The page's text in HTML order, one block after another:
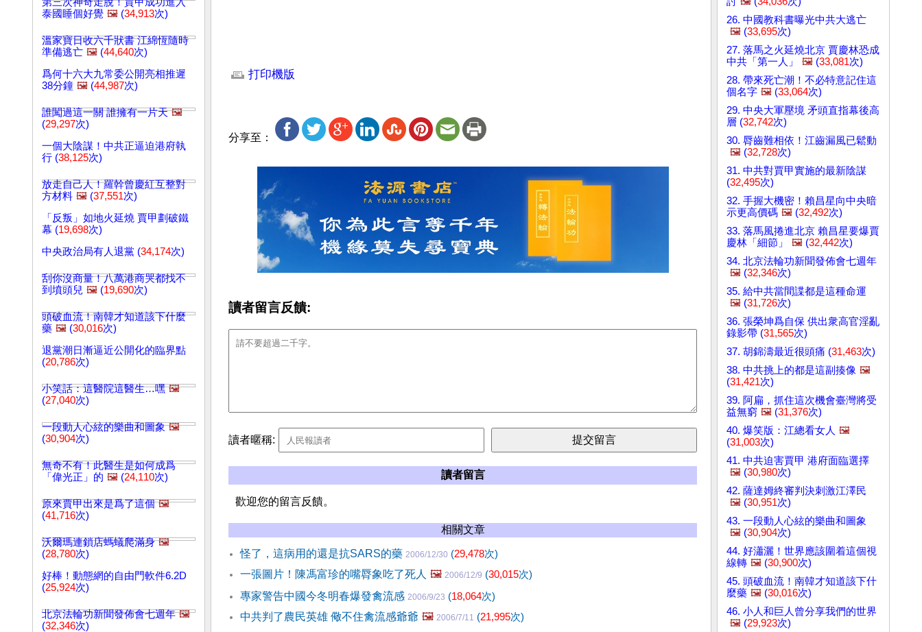
泰國睡個好覺 🖼️ (34,913次)
溫家寶日收六千狀書 江綿恆隨時
準備逃亡 🖼️ (44,640次)
爲何十六大九常委公開亮相推遲
38分鐘 🖼️ (44,987次)
誰闖過這一關 誰擁有一片天 🖼️
(29,297次)
一個大陰謀！中共正逼迫港府執
行 (38,125次)
放走自己人！羅幹曾慶紅互整對
方材料 🖼️ (37,551次)
「反叛」如地火延燒 賈甲劃破鐵
幕 (19,698次)
中央政治局有人退黨 (34,174次)
刮你沒商量！八萬港商哭都找不
到墳頭兒 🖼️ (19,690次)
頭破血流！南韓才知道該下什麼
藥 🖼️ (30,016次)
退黨潮日漸逼近公開化的臨界點
(20,786次)
小笑話：這醫院這醫生…嘿 🖼️
(27,040次)
一段動人心絃的樂曲和圖象 🖼️
(30,904次)
無奇不有！此醫生是如何成爲
「偉光正」的 🖼️ (24,110次)
原來賈甲出來是爲了這個 🖼️
(41,716次)
沃爾瑪連鎖店螞蟻爬滿身 🖼️
(28,780次)
好棒！動態網的自由門軟件6.2D
(25,924次)
北京法輪功新聞發佈會七週年 🖼️
(32,346次)
打印機版
分享至：
讀者留言反饋:
讀者暱稱:
讀者留言
歡迎您的留言反饋。
相關文章
怪了，這病用的還是抗SARS的藥 2006/12/30 (29,478次)
一張圖片！陳馮富珍的嘴脣象吃了死人 🖼️ 2006/12/9 (30,015次)
專家警告中國今冬明春爆發禽流感 2006/9/23 (18,064次)
中共判了農民英雄 儆不住禽流感爺爺 🖼️ 2006/7/11 (21,995次)
26. 中國教科書曝光中共大逃亡
🖼️ (33,695次)
27. 落馬之火延燒北京 賈慶林恐成
中共「第一人」
🖼️ (33,081次)
28. 帶來死亡潮！不必特意記住這
個名字 🖼️ (33,064次)
29. 中央大軍壓境 矛頭直指幕後高
層 (32,742次)
30. 脣齒難相依！江齒漏風已鬆動
🖼️ (32,728次)
31. 中共對賈甲實施的最新陰謀
(32,495次)
32. 手握大機密！賴昌星向中央暗
示更高價碼 🖼️ (32,492次)
33. 落馬風捲進北京 賴昌星要爆賈
慶林「細節」
🖼️ (32,442次)
34. 北京法輪功新聞發佈會七週年
🖼️ (32,346次)
35. 給中共當間諜都是這種命運
🖼️ (31,726次)
36. 張榮坤爲自保 供出衆高官淫亂
錄影帶 (31,565次)
37. 胡錦濤最近很頭痛 (31,463次)
38. 中共挑上的都是這副揍像 🖼️
(31,421次)
39. 阿扁，抓住這次機會臺灣將受
益無窮 🖼️ (31,376次)
40. 爆笑版：江總看女人 🖼️
(31,003次)
41. 中共迫害賈甲 港府面臨選擇
🖼️ (30,980次)
42. 薩達姆終審判決刺激江澤民
🖼️ (30,951次)
43. 一段動人心絃的樂曲和圖象
🖼️ (30,904次)
44. 好瀟灑！世界應該圍着這個視
線轉 🖼️ (30,900次)
45. 頭破血流！南韓才知道該下什
麼藥 🖼️ (30,016次)
46. 小人和巨人曾分享我們的世界
🖼️ (29,923次)